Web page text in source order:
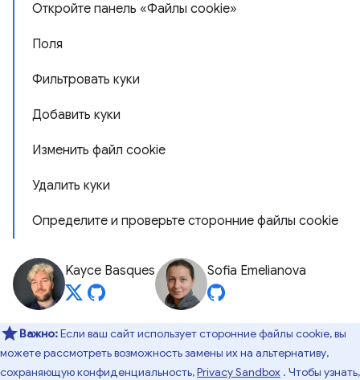
Откройте панель «Файлы cookie»
Поля
Фильтровать куки
Добавить куки
Изменить файл cookie
Удалить куки
Определите и проверьте сторонние файлы cookie
Kayce Basques Sofia Emelianova
Важно:Если ваш сайт использует сторонние файлы cookie, вы
можете рассмотреть возможность замены их на альтернативу,
сохраняющую конфиденциальность,Privacy Sandbox . Чтобы узнать,